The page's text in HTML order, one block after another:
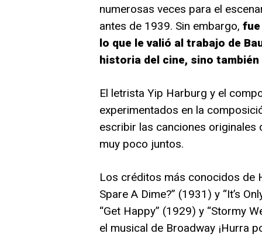
numerosas veces para el
antes de 1939. Sin embargo, fue
lo que le valió al trabajo de
historia del cine, sino
El letrista Yip Harburg y el
experimentados en la
escribir las canciones originales
muy poco juntos.
Los créditos más conocidos de
Spare A Dime?” (1931) y “It’s
“Get Happy” (1929) y “Stormy
el musical de Broadway ¡Hurra